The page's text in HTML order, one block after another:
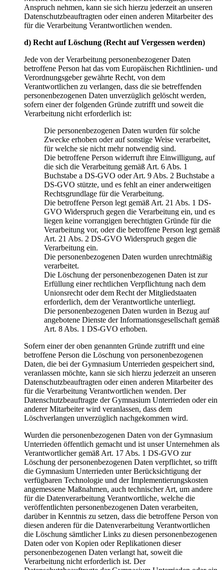
Anspruch nehmen, kann sie sich hierzu jederzeit an unseren
Datenschutzbeauftragten oder einen anderen Mitarbeiter des
für die Verarbeitung Verantwortlichen wenden.
d) Recht auf Löschung (Recht auf Vergessen werden)
Jede von der Verarbeitung personenbezogener Daten
betroffene Person hat das vom Europäischen Richtlinien- und
Verordnungsgeber gewährte Recht, von dem
Verantwortlichen zu verlangen, dass die sie betreffenden
personenbezogenen Daten unverzüglich gelöscht werden,
sofern einer der folgenden Gründe zutrifft und soweit die
Verarbeitung nicht erforderlich ist:
Die personenbezogenen Daten wurden für solche
Zwecke erhoben oder auf sonstige Weise verarbeitet,
für welche sie nicht mehr notwendig sind.
Die betroffene Person widerruft ihre Einwilligung, auf
die sich die Verarbeitung gemäß Art. 6 Abs. 1
Buchstabe a DS-GVO oder Art. 9 Abs. 2 Buchstabe a
DS-GVO stützte, und es fehlt an einer anderweitigen
Rechtsgrundlage für die Verarbeitung.
Die betroffene Person legt gemäß Art. 21 Abs. 1 DS-
GVO Widerspruch gegen die Verarbeitung ein, und es
liegen keine vorrangigen berechtigten Gründe für die
Verarbeitung vor, oder die betroffene Person legt gemäß
Art. 21 Abs. 2 DS-GVO Widerspruch gegen die
Verarbeitung ein.
Die personenbezogenen Daten wurden unrechtmäßig
verarbeitet.
Die Löschung der personenbezogenen Daten ist zur
Erfüllung einer rechtlichen Verpflichtung nach dem
Unionsrecht oder dem Recht der Mitgliedstaaten
erforderlich, dem der Verantwortliche unterliegt.
Die personenbezogenen Daten wurden in Bezug auf
angebotene Dienste der Informationsgesellschaft gemäß
Art. 8 Abs. 1 DS-GVO erhoben.
Sofern einer der oben genannten Gründe zutrifft und eine
betroffene Person die Löschung von personenbezogenen
Daten, die bei der Gymnasium Unterrieden gespeichert sind,
veranlassen möchte, kann sie sich hierzu jederzeit an unseren
Datenschutzbeauftragten oder einen anderen Mitarbeiter des
für die Verarbeitung Verantwortlichen wenden. Der
Datenschutzbeauftragte der Gymnasium Unterrieden oder ein
anderer Mitarbeiter wird veranlassen, dass dem
Löschverlangen unverzüglich nachgekommen wird.
Wurden die personenbezogenen Daten von der Gymnasium
Unterrieden öffentlich gemacht und ist unser Unternehmen als
Verantwortlicher gemäß Art. 17 Abs. 1 DS-GVO zur
Löschung der personenbezogenen Daten verpflichtet, so trifft
die Gymnasium Unterrieden unter Berücksichtigung der
verfügbaren Technologie und der Implementierungskosten
angemessene Maßnahmen, auch technischer Art, um andere
für die Datenverarbeitung Verantwortliche, welche die
veröffentlichten personenbezogenen Daten verarbeiten,
darüber in Kenntnis zu setzen, dass die betroffene Person von
diesen anderen für die Datenverarbeitung Verantwortlichen
die Löschung sämtlicher Links zu diesen personenbezogenen
Daten oder von Kopien oder Replikationen dieser
personenbezogenen Daten verlangt hat, soweit die
Verarbeitung nicht erforderlich ist. Der